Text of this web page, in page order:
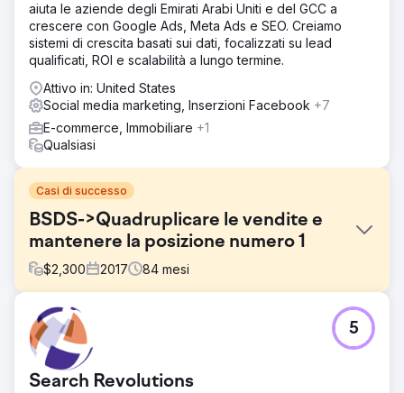
aiuta le aziende degli Emirati Arabi Uniti e del GCC a
crescere con Google Ads, Meta Ads e SEO. Creiamo
sistemi di crescita basati sui dati, focalizzati su lead
qualificati, ROI e scalabilità a lungo termine.
Attivo in: United States
Social media marketing, Inserzioni Facebook +7
E-commerce, Immobiliare +1
Qualsiasi
Casi di successo
BSDS->Quadruplicare le vendite e
mantenere la posizione numero 1
$2,300 2017 84 mesi
Sfida
La Body Sense Day Spa di Hyannis Ma voleva un'agenzia
a servizio completo perché non era posizionata su
Google e aveva pochissimo traffico. Stava anche lottando
per soddisfare gli indicatori di budget mensile di base.
Search Revolutions
5